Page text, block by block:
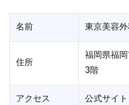
名前 東京美容
住所
福岡県福
3階
アクセス 公式サイ